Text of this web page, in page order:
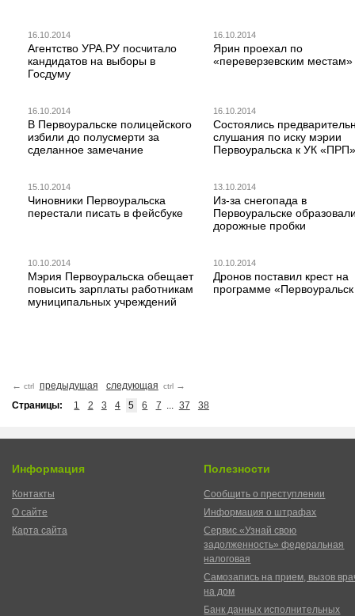
16.10.2014
Агентство УРА.РУ посчитало
кандидатов на выборы в
Госдуму
16.10.2014
Ярин проехал по
«переверзевским местам»
16.10.2014
В Первоуральске полицейского
избили до полусмерти за
сделанное замечание
16.10.2014
Состоялись
слушания по иску мэрии
Первоуральска к УК «ПРП»
15.10.2014
Чиновники Первоуральска
перестали писать в фейсбуке
13.10.2014
Из-за снегопада в
Первоуральске
дорожные пробки
10.10.2014
Мэрия Первоуральска обещает
повысить зарплаты работникам
муниципальных учреждений
10.10.2014
Дронов поставил крест на
программе
← ctrl предыдущая следующая ctrl →
Страницы:
1 2 3 4 5 6 7 ... 37 38
Информация
Контакты
О сайте
Карта сайта
Полезности
Сообщить о преступлении
Информация о штрафах
Сервис «Узнай свою
задолженность» федеральная
налоговая
Самозапись на прием, вызов
на дом
Банк данных исполнительных